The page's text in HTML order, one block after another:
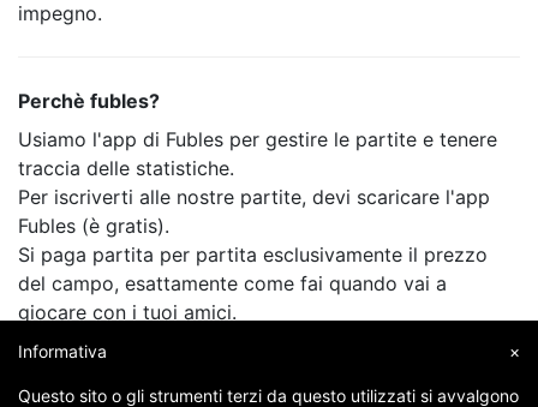
impegno.
Perchè fubles?
Usiamo l'app di Fubles per gestire le partite e tenere
traccia delle statistiche.
Per iscriverti alle nostre partite, devi scaricare l'app
Fubles (è gratis).
Si paga partita per partita esclusivamente il prezzo
del campo, esattamente come fai quando vai a
giocare con i tuoi amici.
×
Informativa
Questo sito o gli strumenti terzi da questo utilizzati si avvalgono